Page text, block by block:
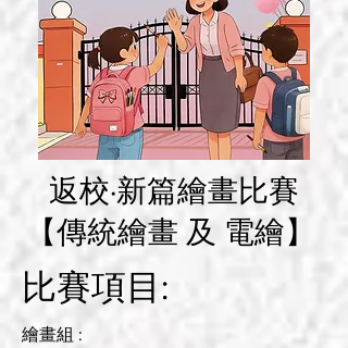
返校·新篇繪畫比賽
【傳統繪畫 及 電繪】
比賽項目:
繪畫組 :